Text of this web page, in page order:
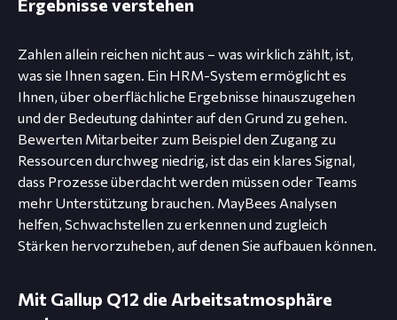
Ergebnisse verstehen
Zahlen allein reichen nicht aus – was wirklich zählt, ist,
was sie Ihnen sagen. Ein HRM-System ermöglicht es
Ihnen, über oberflächliche Ergebnisse hinauszugehen
und der Bedeutung dahinter auf den Grund zu gehen.
Bewerten Mitarbeiter zum Beispiel den Zugang zu
Ressourcen durchweg niedrig, ist das ein klares Signal,
dass Prozesse überdacht werden müssen oder Teams
mehr Unterstützung brauchen. MayBees Analysen
helfen, Schwachstellen zu erkennen und zugleich
Stärken hervorzuheben, auf denen Sie aufbauen können.
Mit Gallup Q12 die Arbeitsatmosphäre